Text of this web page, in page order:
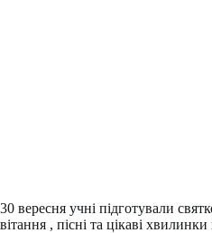
30 вересня учні підготували
вітання , пісні та цікаві